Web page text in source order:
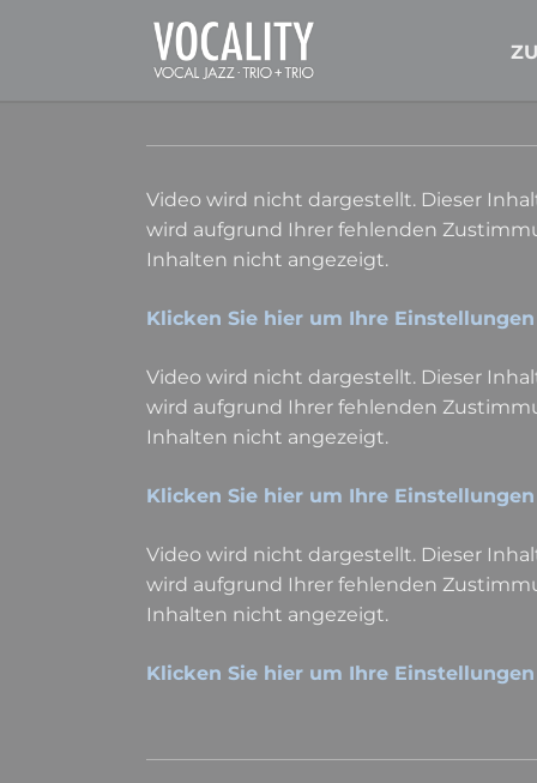
Video wird nicht dargestellt. Dieser
wird aufgrund Ihrer fehlenden
Inhalten nicht angezeigt.
Klicken Sie hier um Ihre
Video wird nicht dargestellt. Dieser
wird aufgrund Ihrer fehlenden
Inhalten nicht angezeigt.
Klicken Sie hier um Ihre
Video wird nicht dargestellt. Dieser
wird aufgrund Ihrer fehlenden
Inhalten nicht angezeigt.
Klicken Sie hier um Ihre